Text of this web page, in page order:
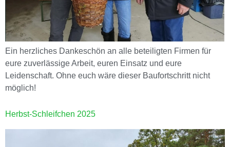
Ein herzliches Dankeschön an alle beteiligten Firmen für
eure zuverlässige Arbeit, euren Einsatz und eure
Leidenschaft. Ohne euch wäre dieser Baufortschritt nicht
möglich!
Herbst-Schleifchen 2025